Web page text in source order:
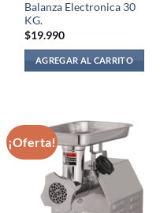
Balanza Electronica 30
KG.
$19.990
AGREGAR AL CARRITO
¡Oferta!